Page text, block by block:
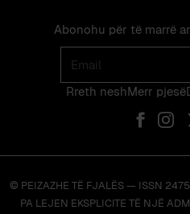
Abonohu për të marrë
Email
Rreth neshMerr pjes​​ë​
© PEIZAZHE TË FJALËS — ISSN
PA LEJEN EKSPLICITE TË NJË